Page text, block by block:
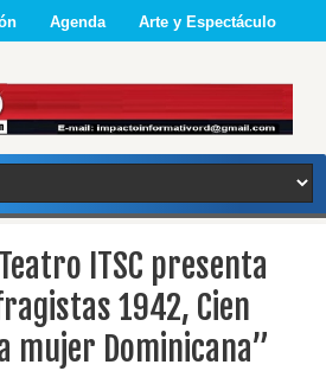
Agenda Arte y Espectáculo
ITSC presenta
1942, Cien
mujer Dominicana”